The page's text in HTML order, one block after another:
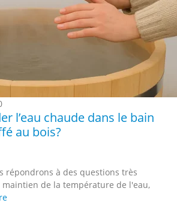
l’eau chaude dans le bain
au bois?
répondrons à des questions très
de la température de l'eau,